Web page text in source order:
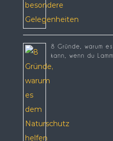
8 Gründe, warum
kann, wenn du